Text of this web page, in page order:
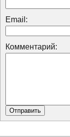
Email:
Комментарий: